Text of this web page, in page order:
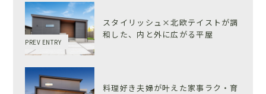
PREV ENTRY
スタイリッシュ×北欧テイストが調
和した、内と外に広がる平屋
料理好き夫婦が叶えた家事ラク・育